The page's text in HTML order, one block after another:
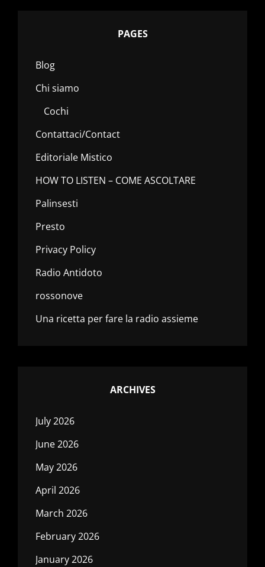
PAGES
Blog
Chi siamo
Cochi
Contattaci/Contact
Editoriale Mistico
HOW TO LISTEN – COME ASCOLTARE
Palinsesti
Presto
Privacy Policy
Radio Antidoto
rossonove
Una ricetta per fare la radio assieme
ARCHIVES
July 2026
June 2026
May 2026
April 2026
March 2026
February 2026
January 2026